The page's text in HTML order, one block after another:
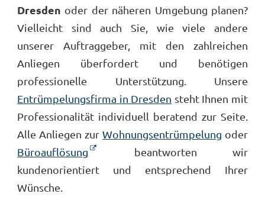
Dresden oder der näheren Umgebung planen?
Vielleicht sind auch Sie, wie viele andere
unserer Auftraggeber, mit den zahlreichen
Anliegen überfordert und benötigen
professionelle Unterstützung. Unsere
Entrümpelungsfirma in Dresden steht Ihnen mit
Professionalität individuell beratend zur Seite.
Alle Anliegen zurWohnungsentrümpelung oder
Büroauflösung
beantworten wir
kundenorientiert und entsprechend Ihrer
Wünsche.